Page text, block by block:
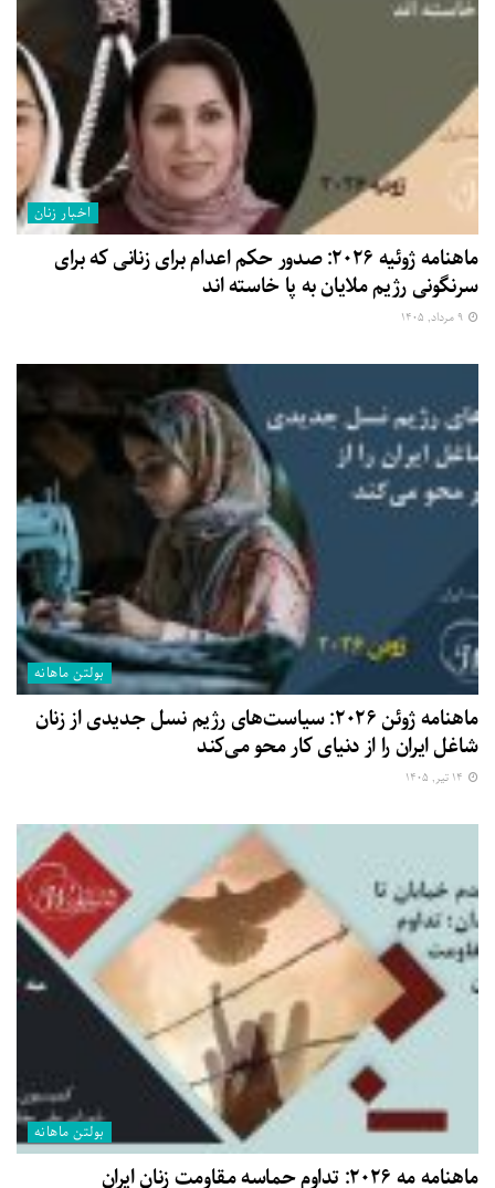
اخبار زنان
ماهنامه ژوئیه ۲۰۲۶: صدور حکم اعدام برای زنانی که برای
سرنگونی رژیم ملایان به پا خاسته اند
بولتن ماهانه
ماهنامه ژوئن ۲۰۲۶: سیاست‌های رژیم نسل جدیدی از زنان
شاغل ایران را از دنیای کار محو می‌کند
بولتن ماهانه
ماهنامه مه ۲۰۲۶: تداوم حماسه مقاومت زنان ایران